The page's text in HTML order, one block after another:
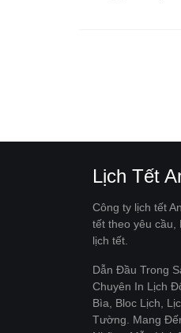
Lịch Tết
Công ty lịch tết
tết theo yêu cầu,
lịch tết.
Dẫn Đầu Trong
Chuyên In Lịch
Bìa, Bloc Lịch,
Tường. Mang